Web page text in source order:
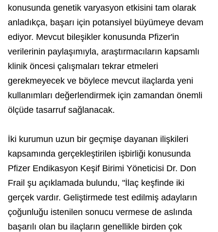
konusunda genetik varyasyon etkisini tam olarak
anladıkça, başarı için potansiyel büyümeye devam
ediyor. Mevcut bileşikler konusunda Pfizer'in
verilerinin paylaşımıyla, araştırmacıların kapsamlı
klinik öncesi çalışmaları tekrar etmeleri
gerekmeyecek ve böylece mevcut ilaçlarda yeni
kullanımları değerlendirmek için zamandan önemli
ölçüde tasarruf sağlanacak.
İki kurumun uzun bir geçmişe dayanan ilişkileri
kapsamında gerçekleştirilen işbirliği konusunda
Pfizer Endikasyon Keşif Birimi Yöneticisi Dr. Don
Frail şu açıklamada bulundu, "İlaç keşfinde iki
gerçek vardır. Geliştirmede test edilmiş adayların
çoğunluğu istenilen sonucu vermese de aslında
başarılı olan bu ilaçların genellikle birden çok